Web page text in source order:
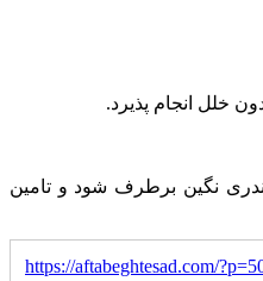
خلل انجام پذیرد.
بندری نگین برطرف شود و تامین
https://aftabeghtesad.com/